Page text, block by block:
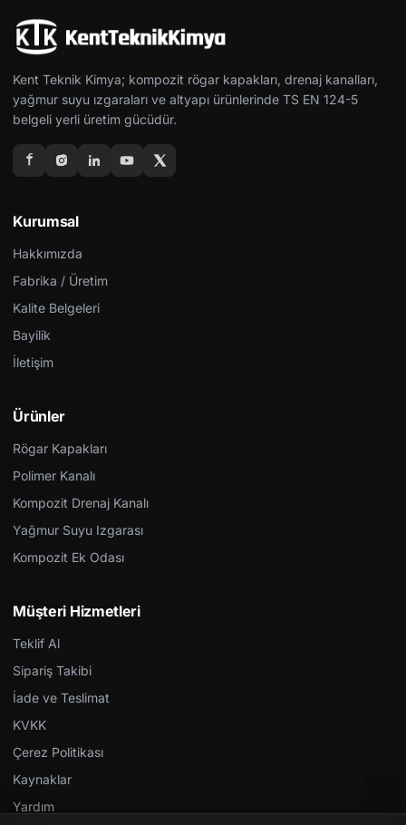
Kent Teknik Kimya; kompozit rögar kapakları, drenaj kanalları,
yağmur suyu ızgaraları ve altyapı ürünlerinde TS EN 124-5
belgeli yerli üretim gücüdür.
Kurumsal
Hakkımızda
Fabrika / Üretim
Kalite Belgeleri
Bayilik
İletişim
Ürünler
Rögar Kapakları
Polimer Kanalı
Kompozit Drenaj Kanalı
Yağmur Suyu Izgarası
Kompozit Ek Odası
Müşteri Hizmetleri
Teklif Al
Sipariş Takibi
İade ve Teslimat
KVKK
Çerez Politikası
Kaynaklar
Yardım